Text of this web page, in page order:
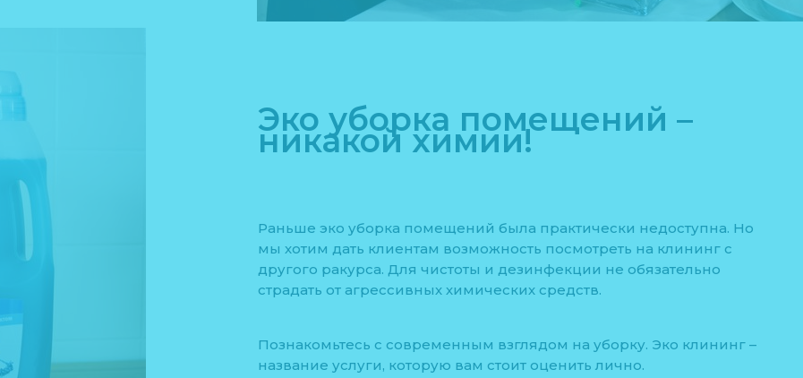
Эко уборка помещений –
никакой химии!
Раньше эко уборка помещений была практически недоступна. Но
мы хотим дать клиентам возможность посмотреть на клининг с
другого ракурса. Для чистоты и дезинфекции не обязательно
страдать от агрессивных химических средств.
Познакомьтесь с современным взглядом на уборку. Эко клининг –
название услуги, которую вам стоит оценить лично.